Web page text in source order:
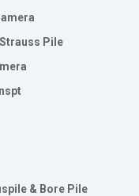
Pile
& Bore Pile